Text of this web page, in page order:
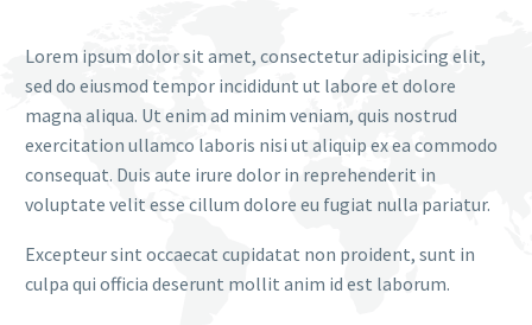
Lorem ipsum dolor sit amet, consectetur adipisicing elit,
sed do eiusmod tempor incididunt ut labore et dolore
magna aliqua. Ut enim ad minim veniam, quis nostrud
exercitation ullamco laboris nisi ut aliquip ex ea commodo
consequat. Duis aute irure dolor in reprehenderit in
voluptate velit esse cillum dolore eu fugiat nulla pariatur.
Excepteur sint occaecat cupidatat non proident, sunt in
culpa qui officia deserunt mollit anim id est laborum.